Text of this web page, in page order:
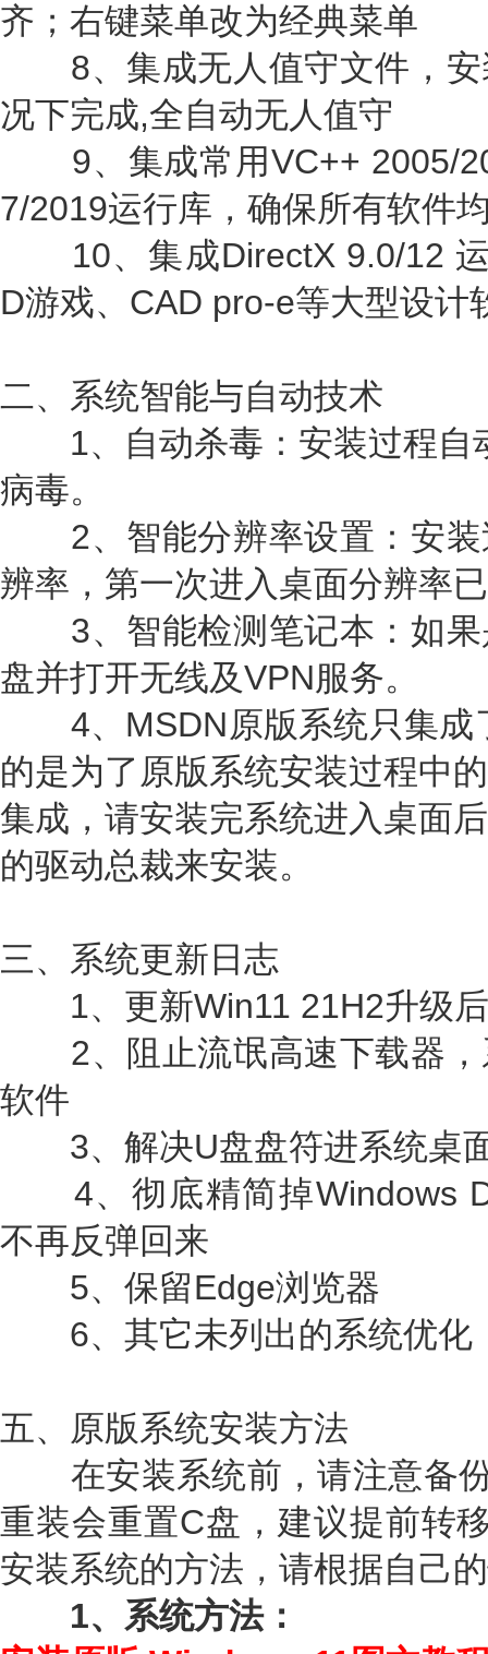
齐；右键菜单改为经典菜单
8、集成无人值守文件，安
况下完成,全自动无人值守
9、集成常用VC++ 2005/
7/2019运行库，确保所有软件
10、集成DirectX 9.0/12 运
D游戏、CAD pro-e等大型设计
二、系统智能与自动技术
1、自动杀毒：安装过程自
病毒。
2、智能分辨率设置：安装
辨率，第一次进入桌面分辨率
3、智能检测笔记本：如果
盘并打开无线及VPN服务。
4、MSDN原版系统只集成
的是为了原版系统安装过程中
集成，请安装完系统进入桌面
的驱动总裁来安装。
三、系统更新日志
1、更新Win11 21H2升级后
2、阻止流氓高速下载器，
软件
3、解决U盘盘符进系统桌
4、彻底精简掉Windows
不再反弹回来
5、保留Edge浏览器
6、其它未列出的系统优化
五、原版系统安装方法
在安装系统前，请注意备份
重装会重置C盘，建议提前转
安装系统的方法，请根据自己
1、系统方法：